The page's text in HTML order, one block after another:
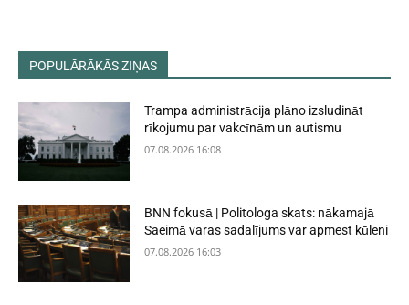
POPULĀRĀKĀS ZIŅAS
Trampa administrācija plāno izsludināt
rīkojumu par vakcīnām un autismu
07.08.2026 16:08
BNN fokusā | Politologa skats: nākamajā
Saeimā varas sadalījums var apmest kūleni
07.08.2026 16:03